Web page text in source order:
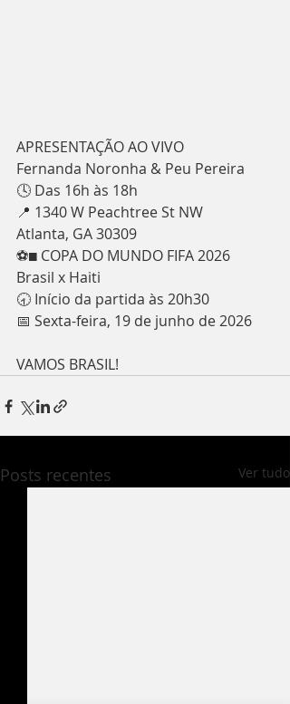
APRESENTAÇÃO AO VIVO
Fernanda Noronha & Peu Pereira
🕓 Das 16h às 18h
📍 1340 W Peachtree St NW
Atlanta, GA 30309
⚽ COPA DO MUNDO FIFA 2026
Brasil x Haiti
🕣 Início da partida às 20h30
📅 Sexta-feira, 19 de junho de 2026
VAMOS BRASIL!
Posts recentes Ver tudo